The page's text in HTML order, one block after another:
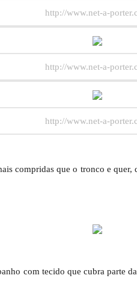
http://www.net-a-
http://www.net-a-
http://www.net-a-
compridas que o tronco e
com tecido que cubra parte